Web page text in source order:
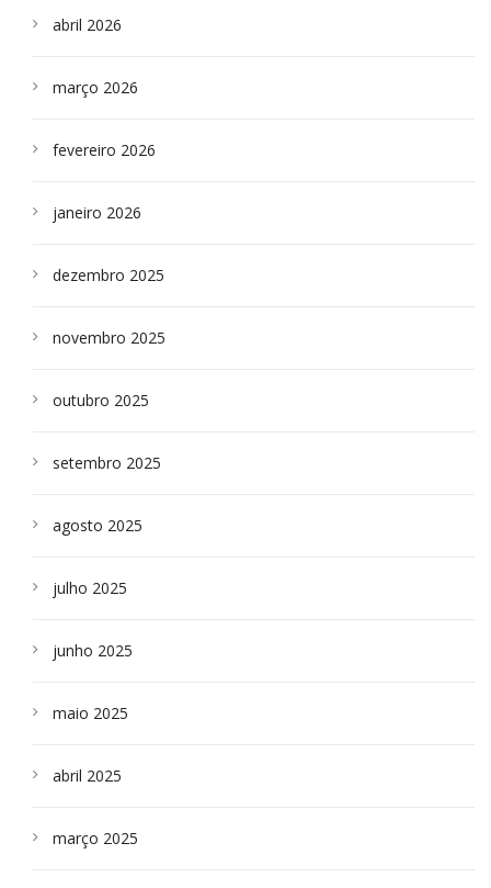
abril 2026
março 2026
fevereiro 2026
janeiro 2026
dezembro 2025
novembro 2025
outubro 2025
setembro 2025
agosto 2025
julho 2025
junho 2025
maio 2025
abril 2025
março 2025